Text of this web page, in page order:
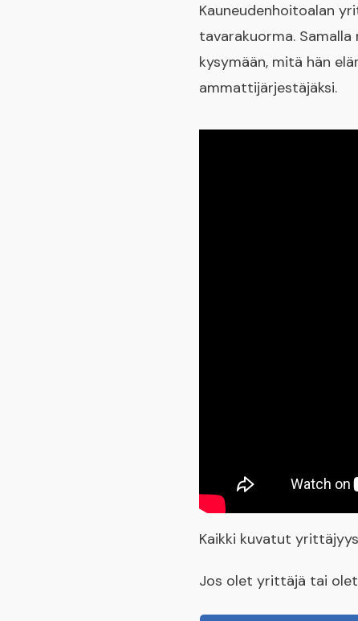
Kauneudenhoitoalan
tavarakuorma.
kysymään, mitä hän
ammattijärjestäjäksi.
Kaikki kuvatut
Jos olet yrittäjä tai